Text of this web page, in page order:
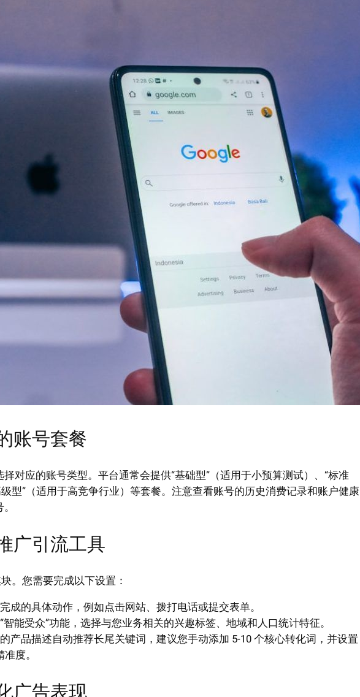
账号套餐
对应的账号类型。平台通常会提供“基础型”（适用于小预算测试）、“标准
型”（适用于高竞争行业）等套餐。注意查看账号的历史消费记录和账户健康
广引流工具
。您需要完成以下设置：
成的具体动作，例如点击网站、拨打电话或提交表单。
能受众”功能，选择与您业务相关的兴趣标签、地域和人口统计特征。
产品描述自动推荐长尾关键词，建议您手动添加 5-10 个核心转化词，并设置
度。